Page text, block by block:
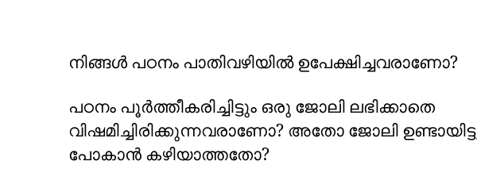
നിങ്ങള്‍ പഠനം പാതിവഴിയില്‍ ഉപേക്ഷിച്ചവരാണോ?
പഠനം പൂര്‍ത്തീകരിച്ചിട്ടും ഒരു ജോലി ലഭിക്കാതെ
വിഷമിച്ചിരിക്കുന്നവരാണോ? അതോ ജോലി
പോകാന്‍ കഴിയാത്തതോ?